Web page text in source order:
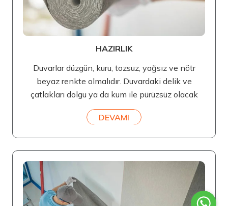
HAZIRLIK
Duvarlar düzgün, kuru, tozsuz, yağsız ve nötr
beyaz renkte olmalıdır. Duvardaki delik ve
çatlakları dolgu ya da kum ile pürüzsüz olacak
DEVAMI